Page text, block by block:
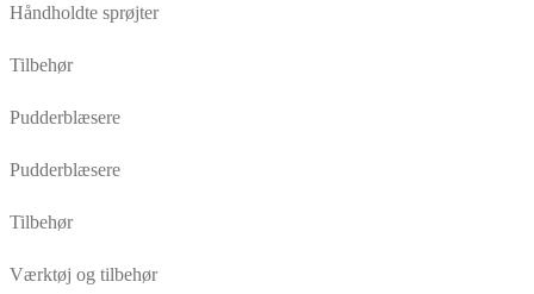
Håndholdte sprøjter
Tilbehør
Pudderblæsere
Pudderblæsere
Tilbehør
Værktøj og tilbehør